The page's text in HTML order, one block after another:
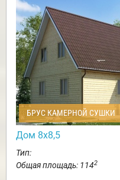
БРУС КАМЕРНОЙ СУШКИ
Дом 8х8,5
Тип:
Общая площадь: 1142